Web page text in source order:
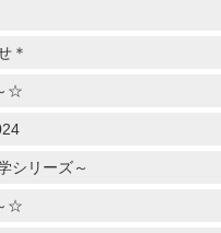
＊
☆
シリーズ～
☆